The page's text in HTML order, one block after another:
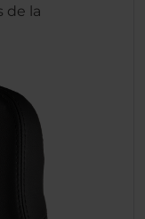
de la